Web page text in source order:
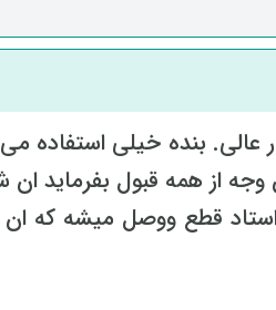
عالی. بنده خیلی استفاده
از همه قبول بفرماید ان
قطع ووصل میشه که ان